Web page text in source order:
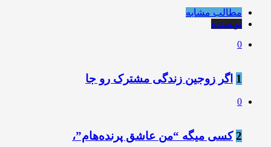
مطالب مشابه
نویسنده
0
1 ️اگر زوجین زندگی مشترک رو جا
0
2 کسی میگه “من عاشق پرنده‌هام”،